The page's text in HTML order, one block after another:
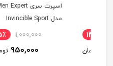
اسپرت سری Men Expert
مدل Invincible Sport
مردانه 250 میلی‌لیتر
1,000,000 5٪
950,000 تومان